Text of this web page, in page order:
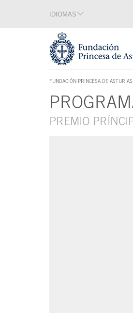
Tecla de acceso 1
IDIOMAS
FUNDACIÓN PRINCESA DE ASTURIAS
TECLA DE ACCESO 1
Contenido principal
PREMIO